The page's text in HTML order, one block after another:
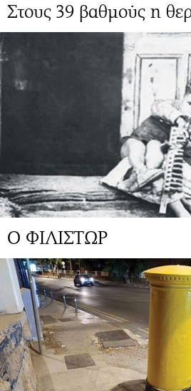
Στους 39 βαθμούς η
Ο ΦΙΛΙΣΤΩΡ